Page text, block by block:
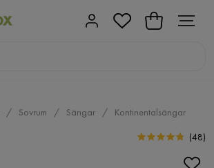
Sovrum Sängar
Kontinentalsängar
(48)